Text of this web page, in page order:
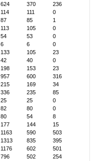
624 370
236
114 111
0
87 85
1
113 105
0
54 53
0
6 6
0
133 105
23
42 40
0
198 153
23
957 600
316
215 169
34
336 235
85
25 25
0
82 80
0
80 54
8
177 144
15
1163 590
503
1313 835
395
1176 602
501
796 502
254